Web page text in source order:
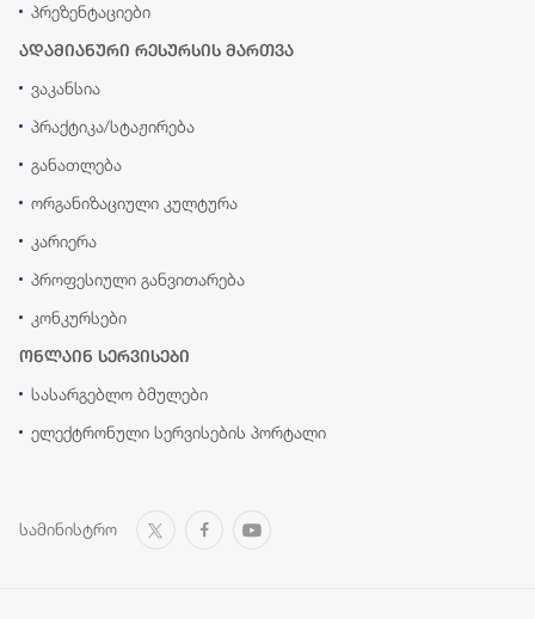
პრეზენტაციები
ადამიანური რესურსის მართვა
ვაკანსია
პრაქტიკა/სტაჟირება
განათლება
ორგანიზაციული კულტურა
კარიერა
პროფესიული განვითარება
კონკურსები
ონლაინ სერვისები
სასარგებლო ბმულები
ელექტრონული სერვისების პორტალი
სამინისტრო